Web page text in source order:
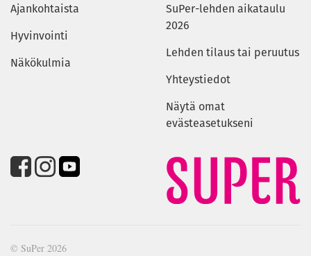
Ajankohtaista
Hyvinvointi
Näkökulmia
SuPer-lehden aikataulu
2026
Lehden tilaus tai peruutus
Yhteystiedot
Näytä omat
evästeasetukseni
© SuPer 2026